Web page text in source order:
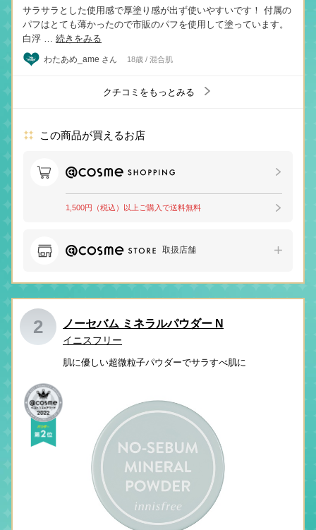
サラサラとした使用感で厚塗り感が出ず使いやすいです！ 付属の
パフはとても薄かったので市販のパフを使用して塗っています。
白浮 … 続きをみる
わたあめ_ame さん 18歳 / 混合肌
クチコミをもっとみる
この商品が買えるお店
1,500円（税込）以上ご購入で送料無料
取扱店舗
2 ノーセバム ミネラルパウダー N
イニスフリー
肌に優しい超微粒子パウダーでサラすべ肌に